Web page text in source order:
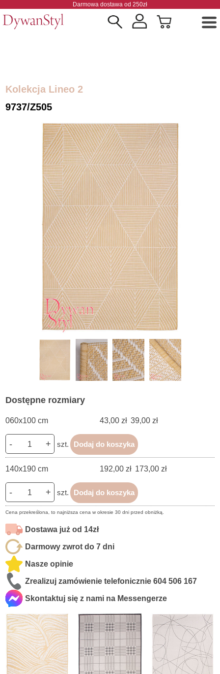
Darmowa dostawa od 250zł
Kolekcja Lineo 2
9737/Z505
Dostępne rozmiary
060x100 cm 43,00 zł 39,00 zł
- + szt. Dodaj do koszyka
140x190 cm 192,00 zł 173,00 zł
- + szt. Dodaj do koszyka
Cena przekreślona, to najniższa cena w okresie 30 dni przed obniżką.
Dostawa już od 14zł
Darmowy zwrot do 7 dni
Nasze opinie
Zrealizuj zamówienie telefonicznie604 506 167
Skontaktuj się z nami na Messengerze